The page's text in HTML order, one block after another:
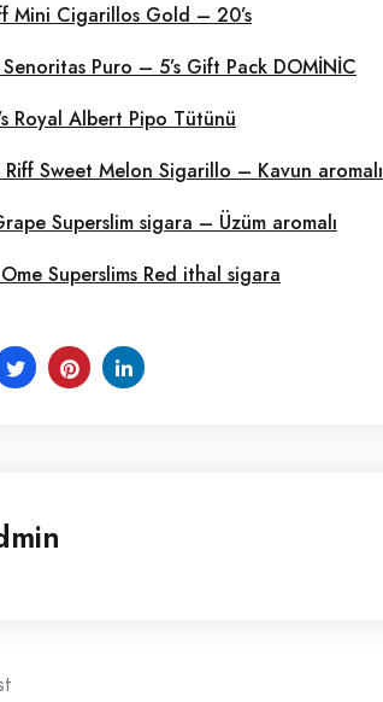
Mini Cigarillos Gold – 20’s
Puro – 5’s Gift Pack DOMİNİC
Royal Albert Pipo Tütünü
Riff Sweet Melon Sigarillo – Kavun aromalı
Superslim sigara – Üzüm aromalı
Superslims Red ithal sigara